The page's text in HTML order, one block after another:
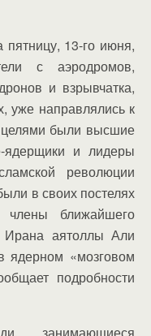
пятницу, 13-го июня,
с аэродромов,
и взрывчатка,
уже направлялись к
были высшие
ядерщики и лидеры
революции
в своих постелях
ближайшего
Ирана аятоллы Али
«мозговом
подробности
занимающиеся